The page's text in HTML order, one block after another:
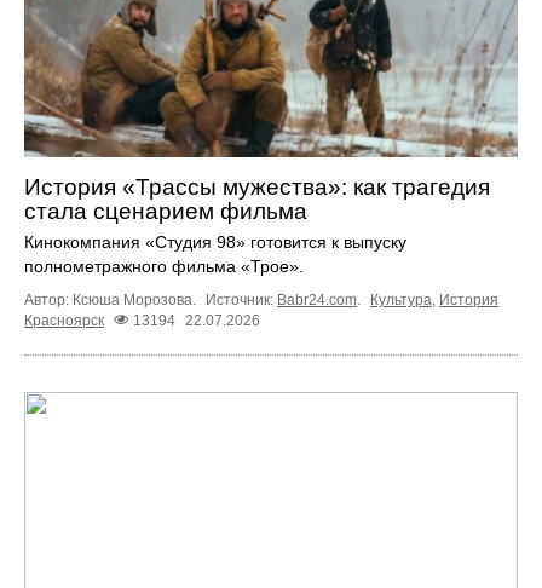
История «Трассы мужества»: как трагедия
стала сценарием фильма
Кинокомпания «Студия 98» готовится к выпуску
полнометражного фильма «Трое».
Автор: Ксюша Морозова. Источник: Babr24.com Культура История
Красноярск
13194 22.07.2026